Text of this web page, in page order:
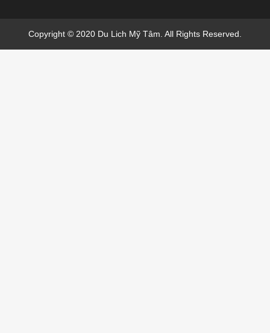
Copyright © 2020 Du Lich Mỹ Tâm. All Rights Reserved.